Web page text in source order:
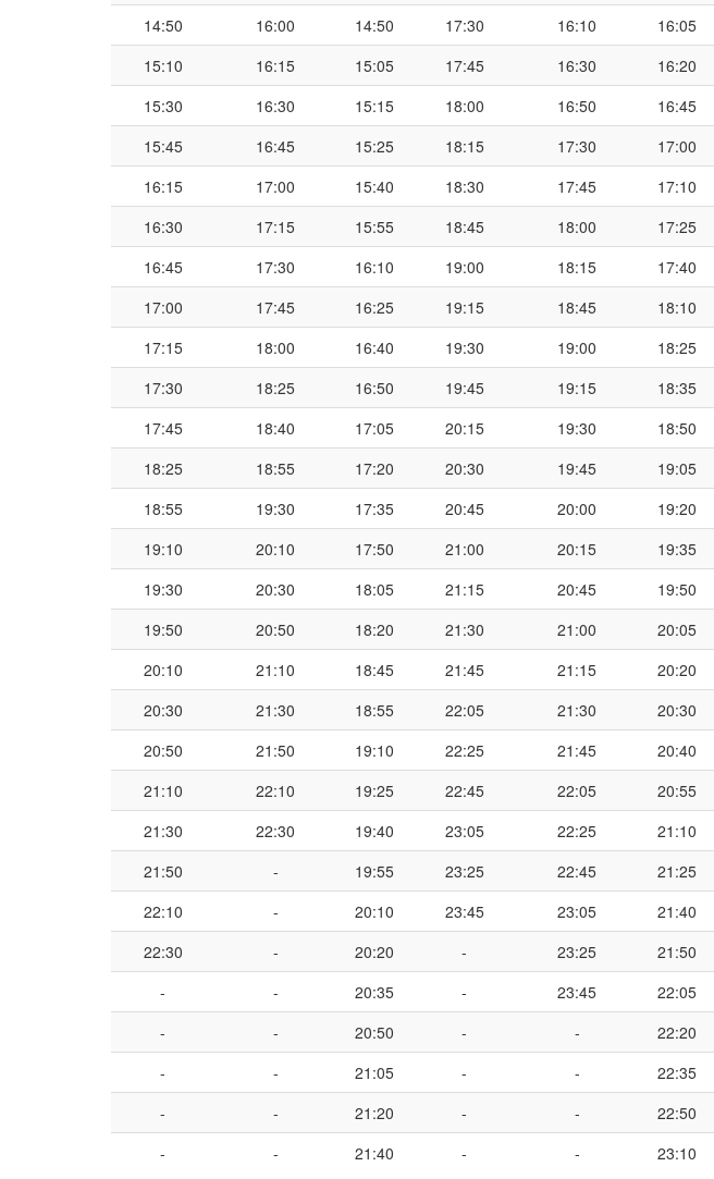
14:50
16:00 14:50 17:30 16:10
16:05
15:10
16:15 15:05 17:45 16:30
16:20
15:30
16:30 15:15 18:00 16:50
16:45
15:45
16:45 15:25 18:15 17:30
17:00
16:15
17:00 15:40 18:30 17:45
17:10
16:30
17:15 15:55 18:45 18:00
17:25
16:45
17:30 16:10 19:00 18:15
17:40
17:00
17:45 16:25 19:15 18:45
18:10
17:15
18:00 16:40 19:30 19:00
18:25
17:30
18:25 16:50 19:45 19:15
18:35
17:45
18:40 17:05 20:15 19:30
18:50
18:25
18:55 17:20 20:30 19:45
19:05
18:55
19:30 17:35 20:45 20:00
19:20
19:10
20:10 17:50 21:00 20:15
19:35
19:30
20:30 18:05 21:15 20:45
19:50
19:50
20:50 18:20 21:30 21:00
20:05
20:10
21:10 18:45 21:45 21:15
20:20
20:30
21:30 18:55 22:05 21:30
20:30
20:50
21:50 19:10 22:25 21:45
20:40
21:10
22:10 19:25 22:45 22:05
20:55
21:30
22:30 19:40 23:05 22:25
21:10
21:50
- 19:55 23:25 22:45
21:25
22:10
- 20:10 23:45 23:05
21:40
22:30
- 20:20 - 23:25
21:50
-
- 20:35 - 23:45
22:05
-
- 20:50 - -
22:20
-
- 21:05 - -
22:35
-
- 21:20 - -
22:50
-
- 21:40 - - 23:10